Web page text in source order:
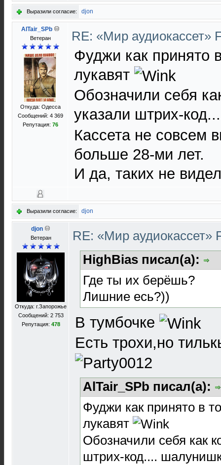
Выразили согласие: djon
AlTair_SPb
Ветеран
Откуда: Одесса
Сообщений: 4 369
Репутация: 76
RE: «Мир аудиокассет»
Фуджи как принято
лукавят
Обозначили себя
указали штрих-
Кассета не совсем
больше 28-ми лет.
И да, таких не
Выразили согласие: djon
djon
Ветеран
Откуда: г.Запорожье
Сообщений: 2 753
Репутация: 478
RE: «Мир аудиокассет»
HighBias писал(а):
Где ты их берёшь?
Лишние есь?))
В тумбочке
Есть трохи,но
AlTair_SPb писал(а):
Фуджи как принято в
лукавят
Обозначили себя как
штрих-код....